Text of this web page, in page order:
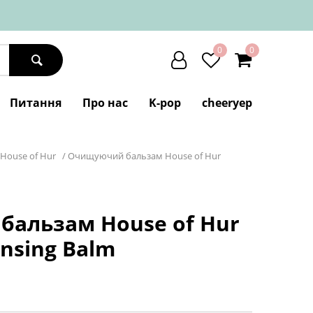
0 0
Питання Про нас K-pop cheeryep
House of Hur / Очищуючий бальзам House of Hur
House of Hur
Balm